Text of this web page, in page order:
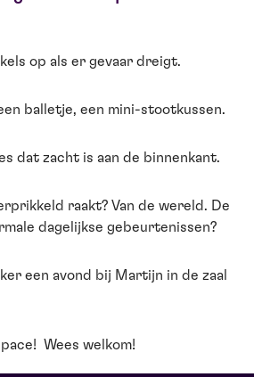
op als er gevaar dreigt.
balletje, een mini-stootkussen.
dat zacht is aan de binnenkant.
raakt? Van de wereld. De
dagelijkse gebeurtenissen?
een avond bij Martijn in de zaal
Wees welkom!